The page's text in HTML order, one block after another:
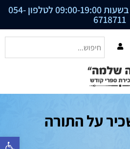
פתח סרגל
לטלפון 054-
6718711
על התורה